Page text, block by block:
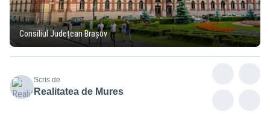
Consiliul Județean Brașov
Scris de
Realitatea de Mures